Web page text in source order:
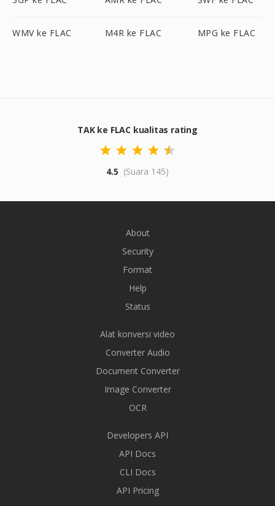
WMV ke FLAC M4R ke FLAC MPG ke FLAC
TAK ke FLAC kualitas rating
4.5 (Suara 145)
About
Security
Format
Help
Status
Alat konversi video
Converter Audio
Document Converter
Image Converter
OCR
Developers API
API Docs
CLI Docs
API Pricing